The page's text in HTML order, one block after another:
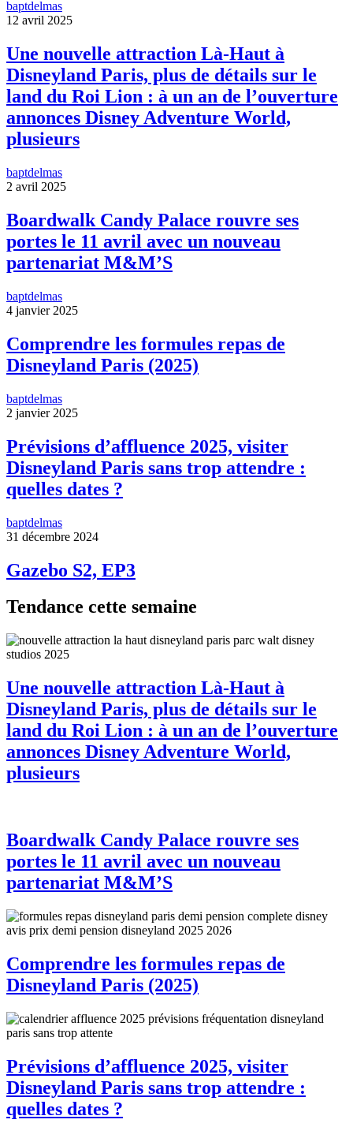
baptdelmas
12 avril 2025
Une nouvelle attraction Là-Haut à
Disneyland Paris, plus de détails sur le
land du Roi Lion : à un an de l’ouverture
annonces Disney Adventure World,
plusieurs
baptdelmas
2 avril 2025
Boardwalk Candy Palace rouvre ses
portes le 11 avril avec un nouveau
partenariat M&M’S
baptdelmas
4 janvier 2025
Comprendre les formules repas de
Disneyland Paris (2025)
baptdelmas
2 janvier 2025
Prévisions d’affluence 2025, visiter
Disneyland Paris sans trop attendre :
quelles dates ?
baptdelmas
31 décembre 2024
Gazebo S2, EP3
Tendance cette semaine
Une nouvelle attraction Là-Haut à
Disneyland Paris, plus de détails sur le
land du Roi Lion : à un an de l’ouverture
annonces Disney Adventure World,
plusieurs
Boardwalk Candy Palace rouvre ses
portes le 11 avril avec un nouveau
partenariat M&M’S
Comprendre les formules repas de
Disneyland Paris (2025)
Prévisions d’affluence 2025, visiter
Disneyland Paris sans trop attendre :
quelles dates ?